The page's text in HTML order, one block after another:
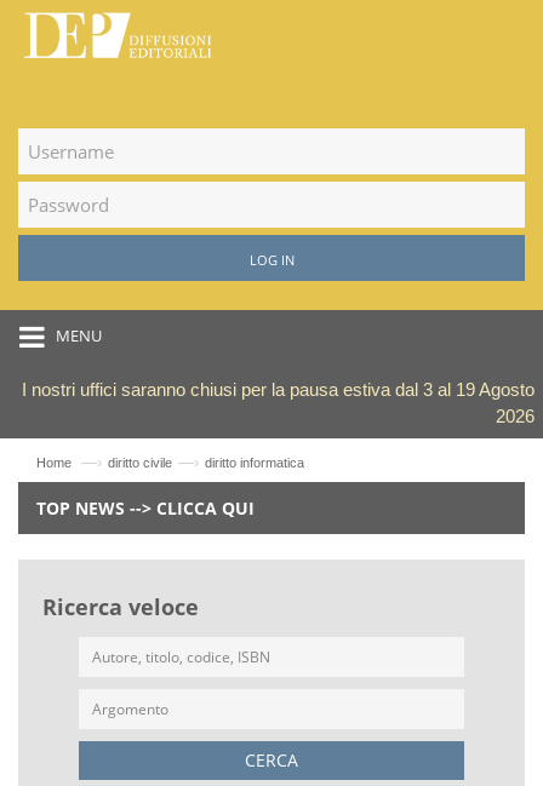
LOG IN
MENU
I nostri uffici saranno chiusi per la pausa estiva dal 3 al 19 Agosto
2026
Home —› diritto civile —› diritto informatica
TOP NEWS --> CLICCA QUI
Ricerca veloce
CERCA